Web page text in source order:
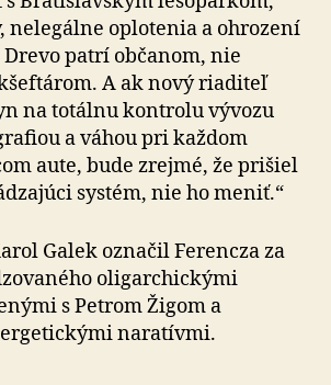
nelegálne oplotenia a ohrození
patrí občanom, nie
A ak nový riaditeľ
na totálnu kontrolu vývozu
a váhou pri každom
aute, bude zrejmé, že prišiel
systém, nie ho meniť.“
Galek označil Ferencza za
oligarchickými
s Petrom Žigom a
naratívmi.